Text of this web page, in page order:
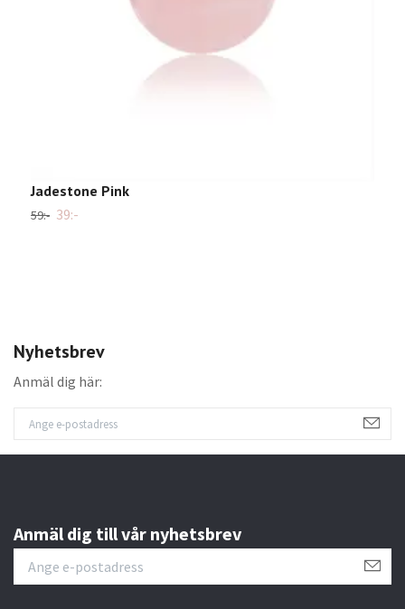
Nyhetsbrev
Anmäl dig här:
Jadestone Pink
59:- 39:-
Anmäl dig till vår nyhetsbrev